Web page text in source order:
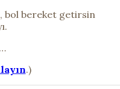
bol bereket getirsin
.)